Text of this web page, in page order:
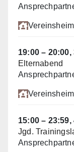
Vereinsheim
19:00 – 20:00,
Elternabend
Vereinsheim
15:00 – 23:59,
Jgd.